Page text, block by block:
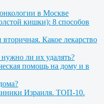
в Москве
кишки): 8 способов
Какое лекарство
ли их удалять?
помощь на дому и в
Израиля. ТОП-10.